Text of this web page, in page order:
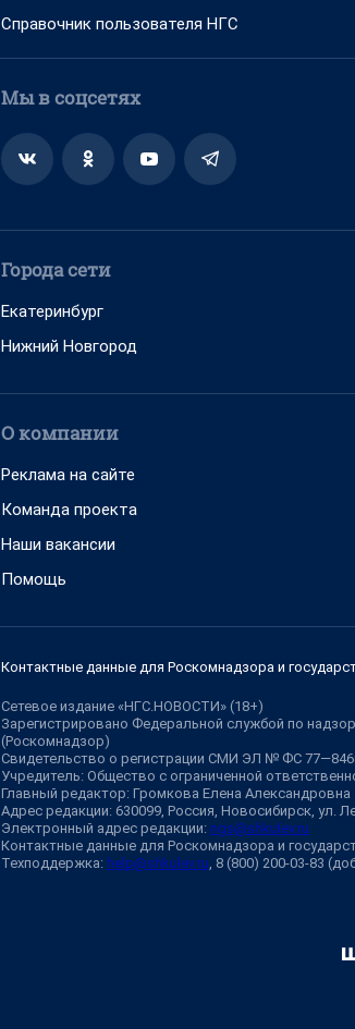
Справочник пользователя НГС
Мы в соцсетях
Города сети
Екатеринбург
Нижний Новгород
О компании
Реклама на сайте
Команда проекта
Наши вакансии
Помощь
Контактные данные для Роскомнадзора и
Сетевое издание «НГС.НОВОСТИ» (18+)
Зарегистрировано Федеральной службой по
(Роскомнадзор)
Свидетельство о регистрации СМИ ЭЛ № ФС
Учредитель: Общество с ограниченной
Главный редактор: Громкова Елена Александровна
Адрес редакции: 630099, Россия, Новосибирск, ул.
Электронный адрес редакции: ngs@shkulev.ru
Контактные данные для Роскомнадзора и
Техподдержка: help@shkulev.ru, 8 (800) 200-03-83